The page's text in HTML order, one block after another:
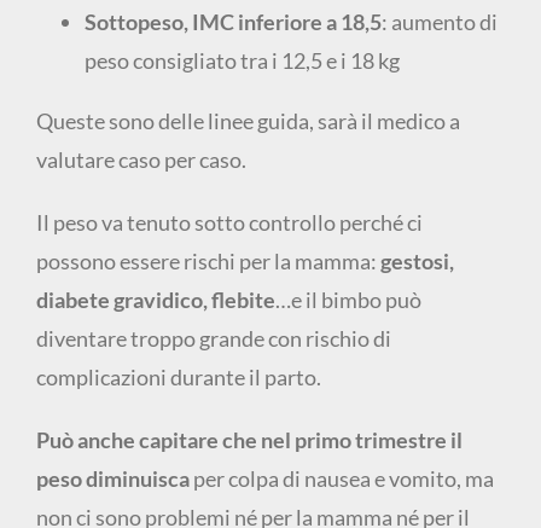
Sottopeso, IMC inferiore a 18,5: aumento di
peso consigliato tra i 12,5 e i 18 kg
Queste sono delle linee guida, sarà il medico a
valutare caso per caso.
Il peso va tenuto sotto controllo perché ci
possono essere rischi per la mamma:gestosi,
diabete gravidico, flebite…e il bimbo può
diventare troppo grande con rischio di
complicazioni durante il parto.
Può anche capitare che nel primo trimestre il
peso diminuiscaper colpa di nausea e vomito, ma
non ci sono problemi né per la mamma né per il